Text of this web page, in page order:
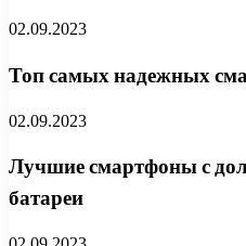
02.09.2023
Топ самых надежных
02.09.2023
Лучшие смартфоны с
батареи